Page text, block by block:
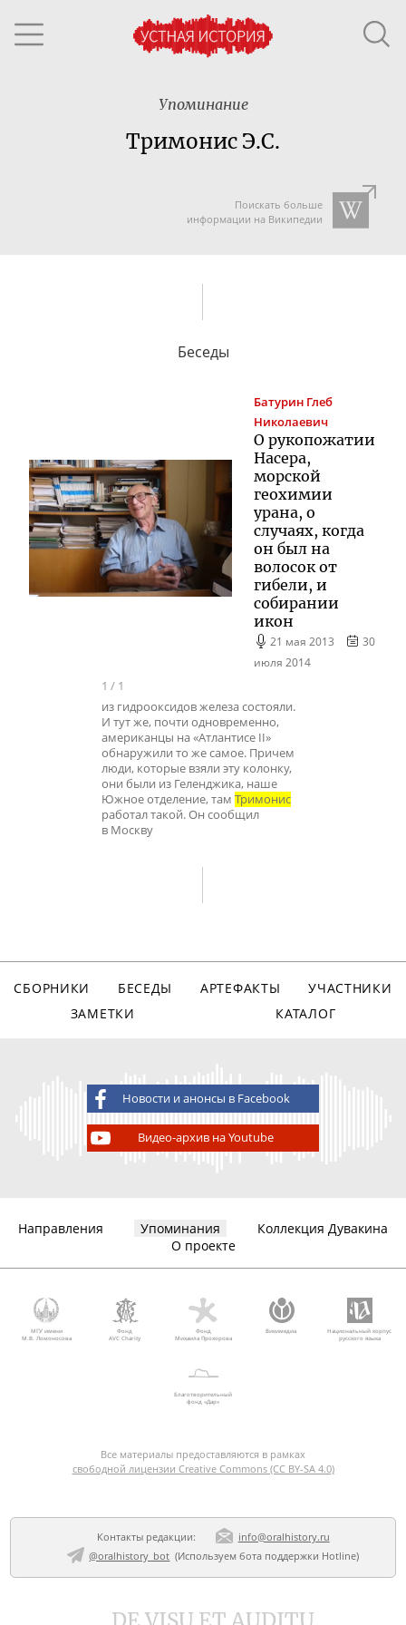
Упоминание
Тримонис Э.С.
Поискать больше
информации на Википедии
Беседы
Батурин Глеб
Николаевич
О рукопожатии
Насера,
морской
геохимии
урана, о
случаях, когда
он был на
волосок от
гибели, и
собирании
икон
21 мая 2013
30
июля 2014
1 / 1
из гидрооксидов железа состояли.
И тут же, почти одновременно,
американцы на «Атлантисе II»
обнаружили то же самое. Причем
люди, которые взяли эту колонку,
они были из Геленджика, наше
Южное отделение, там Тримонис
работал такой. Он сообщил
в Москву
СБОРНИКИ БЕСЕДЫ АРТЕФАКТЫ
УЧАСТНИКИ
ЗАМЕТКИ
КАТАЛОГ
Новости и анонсы в Facebook
Видео-архив на Youtube
Направления Упоминания
Коллекция Дувакина
О проекте
МГУ имени
М.В. Ломоносова
Фонд
AVC Charity
Фонд
Михаила Прохорова
Викимедиа
Национальный корпус
русского языка
Благотворительный
фонд «Дар»
Все материалы предоставляются в рамках
свободной лицензии Creative Commons (CC BY-SA 4.0)
Контакты редакции:
info@oralhistory.ru
@oralhistory_bot (Используембота поддержки Hotline)